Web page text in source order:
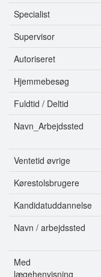
Specialist
Supervisor
Autoriseret
Hjemmebesøg
Fuldtid / Deltid
Navn_Arbejdssted
Ventetid øvrige
Kørestolsbrugere
Kandidatuddannelse
Navn / arbejdssted
Med
lægehenvisning